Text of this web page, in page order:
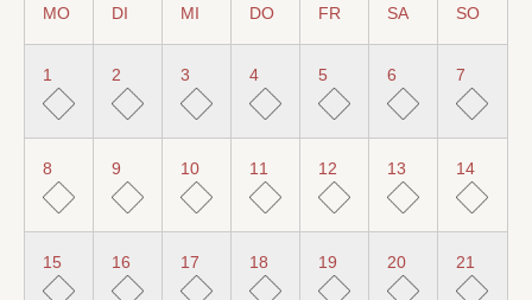
MO DI MI DO FR SA SO
1 2 3 4 5 6 7
8 9 10 11 12 13 14
15 16 17 18 19 20 21